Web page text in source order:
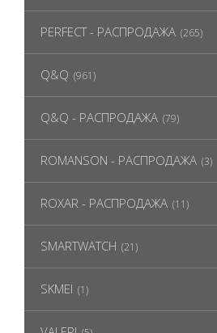
PERFECT - РАСПРОДАЖА (265)
Q&Q (961)
Q&Q - РАСПРОДАЖА (79)
ROMANSON - РАСПРОДАЖА (3)
ROXAR - РАСПРОДАЖА (11)
SMARTWATCH (21)
SKMEI (1)